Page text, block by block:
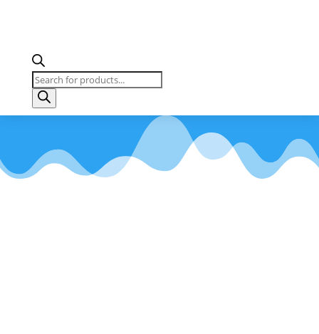
Products
search